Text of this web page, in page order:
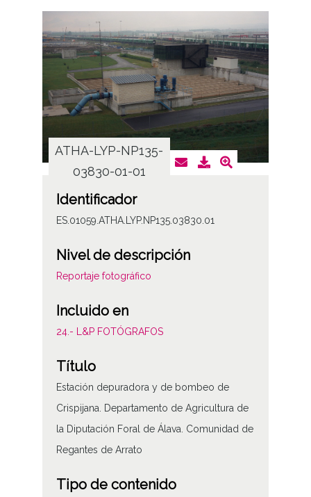
ATHA-LYP-NP135-
03830-01-01
Identificador
ES.01059.ATHA.LYP.NP135.03830.01
Nivel de descripción
Reportaje fotográfico
Incluido en
24.- L&P FOTÓGRAFOS
Título
Estación depuradora y de bombeo de
Crispijana. Departamento de Agricultura de
la Diputación Foral de Álava. Comunidad de
Regantes de Arrato
Tipo de contenido